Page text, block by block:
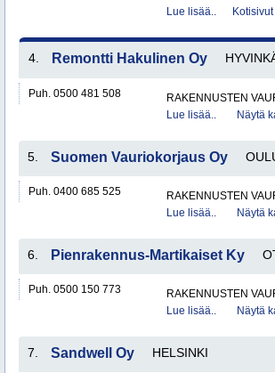
Lue lisää..
Kotisivut
4. Remontti Hakulinen Oy
Puh. 0500 481 508
RAKENNUSTEN
Lue lisää..
Näytä
5. Suomen Vauriokorjaus Oy
Puh. 0400 685 525
RAKENNUSTEN
Lue lisää..
Näytä
6. Pienrakennus-Martikaiset Ky
Puh. 0500 150 773
RAKENNUSTEN
Lue lisää..
Näytä
7. Sandwell Oy HELSINKI